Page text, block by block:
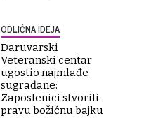
ODLIČNA IDEJA
Daruvarski
Veteranski centar
ugostio najmlađe
sugrađane:
Zaposlenici stvorili
pravu božićnu bajku